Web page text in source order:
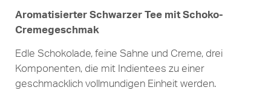
Aromatisierter Schwarzer Tee mit Schoko-
Cremegeschmak
Edle Schokolade, feine Sahne und Creme, drei
Komponenten, die mit Indientees zu einer
geschmacklich vollmundigen Einheit werden.